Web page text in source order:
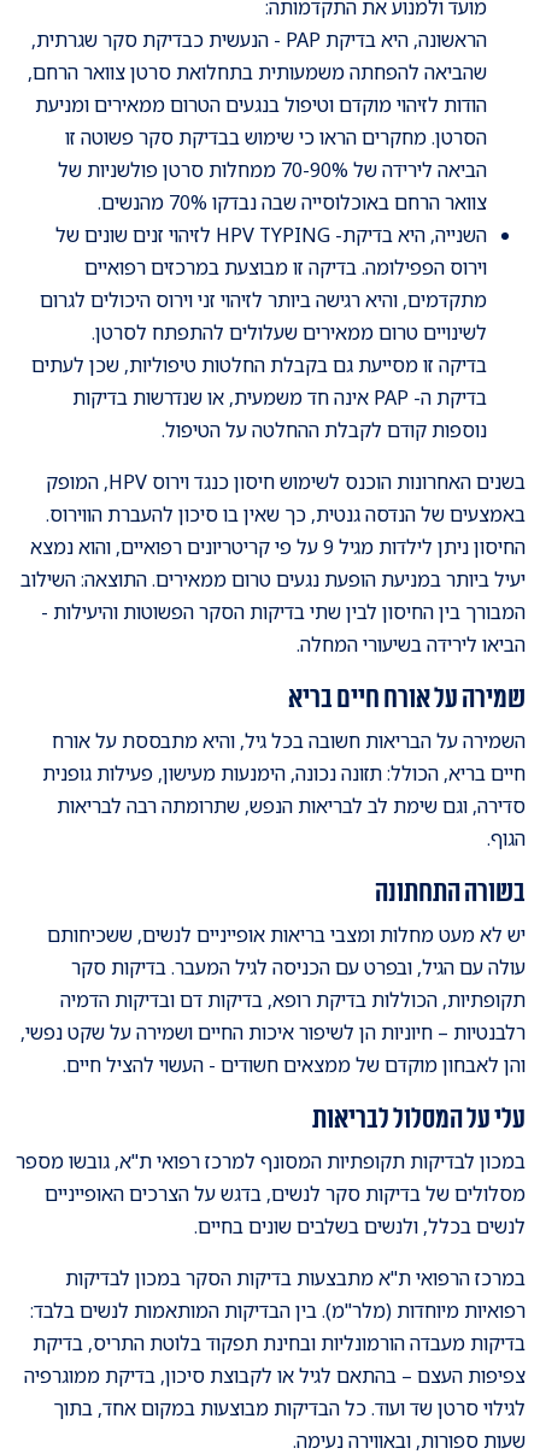
מועד ולמנוע את התקדמותה:
הראשונה, היא בדיקת PAP - הנעשית כבדיקת סקר שגרתית,
שהביאה להפחתה משמעותית בתחלואת סרטן צוואר הרחם,
הודות לזיהוי מוקדם וטיפול בנגעים הטרום ממאירים ומניעת
הסרטן. מחקרים הראו כי שימוש בבדיקת סקר פשוטה זו
הביאה לירידה של 70-90% ממחלות סרטן פולשניות של
צוואר הרחם באוכלוסייה שבה נבדקו 70% מהנשים.
השנייה, היא בדיקת- HPV TYPING לזיהוי זנים שונים של
וירוס הפפילומה. בדיקה זו מבוצעת במרכזים רפואיים
מתקדמים, והיא רגישה ביותר לזיהוי זני וירוס היכולים לגרום
לשינויים טרום ממאירים שעלולים להתפתח לסרטן.
בדיקה זו מסייעת גם בקבלת החלטות טיפוליות, שכן לעתים
בדיקת ה- PAP אינה חד משמעית, או שנדרשות בדיקות
נוספות קודם לקבלת ההחלטה על הטיפול.
בשנים האחרונות הוכנס לשימוש חיסון כנגד וירוס HPV, המופק
באמצעים של הנדסה גנטית, כך שאין בו סיכון להעברת הווירוס.
החיסון ניתן לילדות מגיל 9 על פי קריטריונים רפואיים, והוא נמצא
יעיל ביותר במניעת הופעת נגעים טרום ממאירים. התוצאה: השילוב
המבורך בין החיסון לבין שתי בדיקות הסקר הפשוטות והיעילות -
הביאו לירידה בשיעורי המחלה.
שמירה על אורח חיים בריא
השמירה על הבריאות חשובה בכל גיל, והיא מתבססת על אורח
חיים בריא, הכולל: תזונה נכונה, הימנעות מעישון, פעילות גופנית
סדירה, וגם שימת לב לבריאות הנפש, שתרומתה רבה לבריאות
הגוף.
בשורה התחתונה
יש לא מעט מחלות ומצבי בריאות אופייניים לנשים, ששכיחותם
עולה עם הגיל, ובפרט עם הכניסה לגיל המעבר. בדיקות סקר
תקופתיות, הכוללות בדיקת רופא, בדיקות דם ובדיקות הדמיה
רלבנטיות – חיוניות הן לשיפור איכות החיים ושמירה על שקט נפשי,
והן לאבחון מוקדם של ממצאים חשודים - העשוי להציל חיים.
עלי על המסלול לבריאות
במכון לבדיקות תקופתיות המסונף למרכז רפואי ת"א, גובשו מספר
מסלולים של בדיקות סקר לנשים, בדגש על הצרכים האופייניים
לנשים בכלל, ולנשים בשלבים שונים בחיים.
במרכז הרפואי ת"א מתבצעות בדיקות הסקר במכון לבדיקות
רפואיות מיוחדות (מלר"מ). בין הבדיקות המותאמות לנשים בלבד:
בדיקות מעבדה הורמונליות ובחינת תפקוד בלוטת התריס, בדיקת
צפיפות העצם – בהתאם לגיל או לקבוצת סיכון, בדיקת ממוגרפיה
לגילוי סרטן שד ועוד. כל הבדיקות מבוצעות במקום אחד, בתוך
שעות ספורות, ובאווירה נעימה.